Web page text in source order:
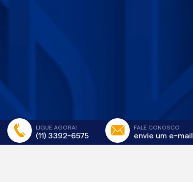
LIGUE AGORA!
(11) 3392-6575
FALE CONOSCO
envie um e-mail